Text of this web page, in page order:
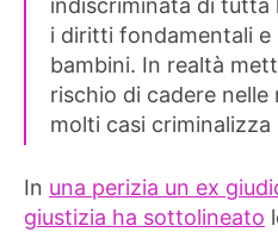
indiscriminata di tutta
i diritti fondamentali
bambini. In realtà
rischio di cadere nelle
molti casi criminalizza
In una perizia un ex
giustizia ha sottolineato